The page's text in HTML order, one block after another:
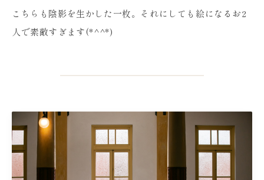
こちらも陰影を生かした一枚。それにしても絵になるお2
人で素敵すぎます(*^^*)